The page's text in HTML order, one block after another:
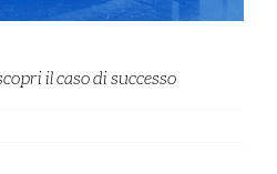
il caso di successo